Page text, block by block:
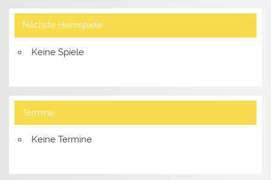
Nächste Heimspiele
Keine Spiele
Termine
Keine Termine